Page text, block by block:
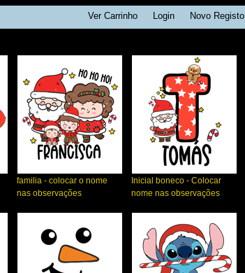
Ver Carrinho Login Novo Registo
familia - colocar o nome
nas observações
Inicial boneco - Colocar
nome nas observações